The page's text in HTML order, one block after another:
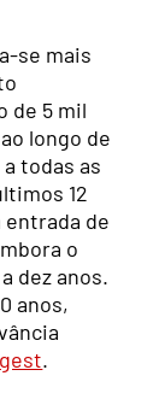
se mais
de 5 mil
longo de
todas as
12
entrada de
o
dez anos.
anos,
.